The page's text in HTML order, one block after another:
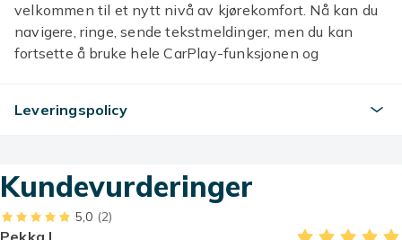
velkommen til et nytt nivå av kjørekomfort. Nå kan du
navigere, ringe, sende tekstmeldinger, men du kan
fortsette å bruke hele CarPlay-funksjonen og
trådløse CarPlay-adapteren er liten i størrelse for å
Play Trådløs Adapter har en enkel plug-and-play-
design, og den trådløse Apple CarPlay-adapteren kan
enkelt konfigureres på få minutter med bare tre enkle
Leveringspolicy
Kundevurderinger
5,0 (2)
Pekka L